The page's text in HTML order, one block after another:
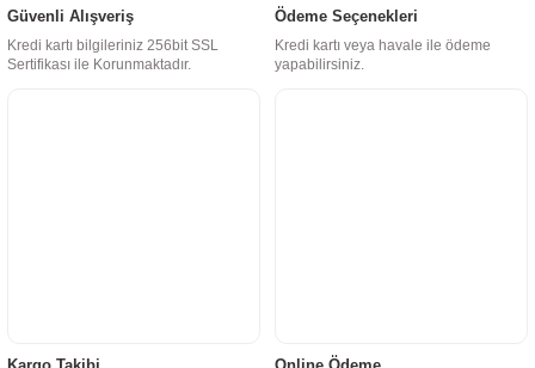
Güvenli Alışveriş
Kredi kartı bilgileriniz 256bit SSL
Sertifikası ile Korunmaktadır.
Ödeme Seçenekleri
Kredi kartı veya havale ile ödeme
yapabilirsiniz.